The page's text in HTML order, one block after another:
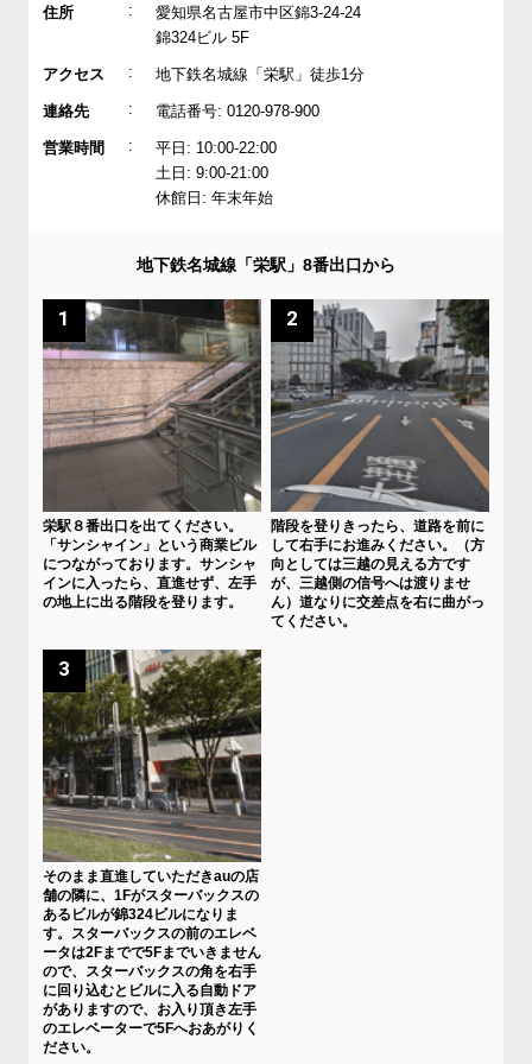
住所 :
愛知県名古屋市中区錦3-24-24
錦324ビル 5F
アクセス : 地下鉄名城線「栄駅」徒歩1分
連絡先 : 電話番号: 0120-978-900
営業時間 :
平日: 10:00-22:00
土日: 9:00-21:00
休館日: 年末年始
地下鉄名城線「栄駅」8番出口から
1
栄駅８番出口を出てください。
「サンシャイン」という商業ビル
につながっております。サンシャ
インに入ったら、直進せず、左手
の地上に出る階段を登ります。
2
階段を登りきったら、道路を前に
して右手にお進みください。（方
向としては三越の見える方です
が、三越側の信号へは渡りませ
ん）道なりに交差点を右に曲がっ
てください。
3
そのまま直進していただきauの店
舗の隣に、1Fがスターバックスの
あるビルが錦324ビルになりま
す。スターバックスの前のエレベ
ータは2Fまでで5Fまでいきません
ので、スターバックスの角を右手
に回り込むとビルに入る自動ドア
がありますので、お入り頂き左手
のエレベーターで5Fへおあがりく
ださい。